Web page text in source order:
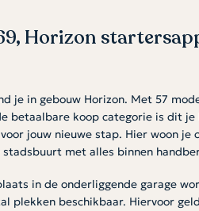
Horizon
je in gebouw Horizon. Met 57
betaalbare koop categorie is dit je
jouw nieuwe stap. Hier woon je
met alles binnen
in de onderliggende garage
plekken beschikbaar. Hiervoor